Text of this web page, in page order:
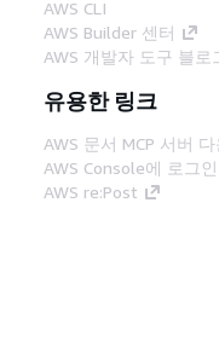
AWS CLI
AWS Builder 센터
AWS 개발자 도구 블로
유용한 링크
AWS 문서 MCP 서버
AWS Console에 로그인
AWS re:Post